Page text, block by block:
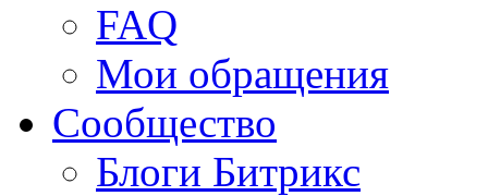
FAQ
Мои обращения
Сообщество
Блоги Битрикс